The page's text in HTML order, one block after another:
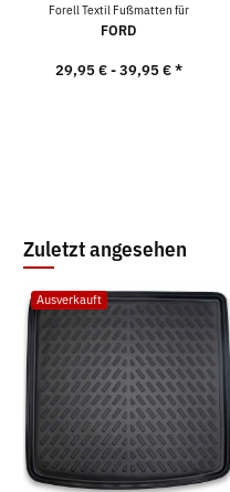
Forell Textil Fußmatten für
FORD
29,95 € -39,95 €*
Zuletzt angesehen
Ausverkauft